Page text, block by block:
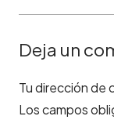
Deja un
Tu dirección de
Los campos